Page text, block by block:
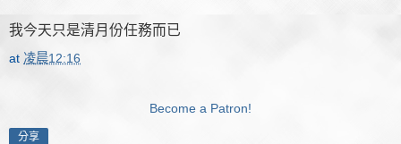
我今天只是清月份任務而已
at 凌晨12:16
Become a Patron!
分享